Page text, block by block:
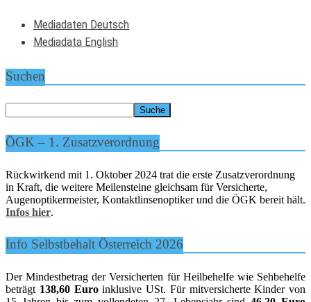
Mediadaten Deutsch
Mediadata English
Suchen
ÖGK – 1. Zusatzverordnung
Rückwirkend mit 1. Oktober 2024 trat die erste Zusatzverordnung
in Kraft, die weitere Meilensteine gleichsam für Versicherte,
Augenoptikermeister, Kontaktlinsenoptiker und die ÖGK bereit hält.
Infos hier.
Info Selbstbehalt Österreich 2026
Der Mindestbetrag der Versicherten für Heilbehelfe wie Sehbehelfe
beträgt 138,60 Euroinklusive USt. Für mitversicherte Kinder von